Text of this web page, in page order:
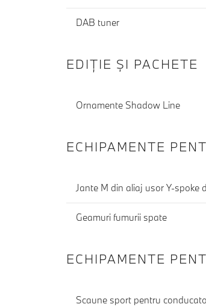
DAB tuner
EDIŢIE ŞI PACHETE
Ornamente Shadow Line
ECHIPAMENTE
Jante M din aliaj usor Y-spoke
Geamuri fumurii spate
ECHIPAMENTE
Scaune sport pentru